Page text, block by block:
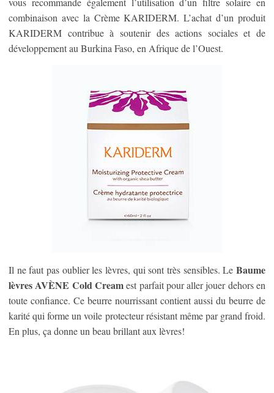
combinaison avec la Crème KARIDERM. L’achat d’un produit
KARIDERM contribue à soutenir des actions sociales et de
développement au Burkina Faso, en Afrique de l’Ouest.
Il ne faut pas oublier les lèvres, qui sont très sensibles. Le Baume
lèvres AVÈNE Cold Creamest parfait pour aller jouer dehors en
toute confiance. Ce beurre nourrissant contient aussi du beurre de
karité qui forme un voile protecteur résistant même par grand froid.
En plus, ça donne un beau brillant aux lèvres!